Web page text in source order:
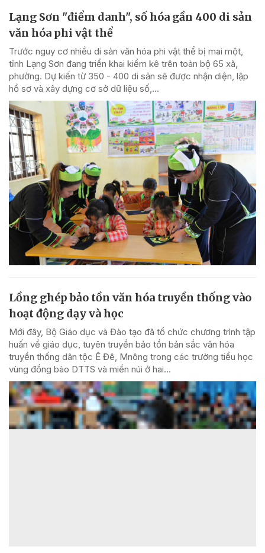
Lạng Sơn "điểm danh", số hóa gần 400 di sản
văn hóa phi vật thể
Trước nguy cơ nhiều di sản văn hóa phi vật thể bị mai một,
tỉnh Lạng Sơn đang triển khai kiểm kê trên toàn bộ 65 xã,
phường. Dự kiến từ 350 - 400 di sản sẽ được nhận diện, lập
hồ sơ và xây dựng cơ sở dữ liệu số,...
Lồng ghép bảo tồn văn hóa truyền thống vào
hoạt động dạy và học
Mới đây, Bộ Giáo dục và Đào tạo đã tổ chức chương trình tập
huấn về giáo dục, tuyên truyền bảo tồn bản sắc văn hóa
truyền thống dân tộc Ê Đê, Mnông trong các trường tiểu học
vùng đồng bào DTTS và miền núi ở hai...